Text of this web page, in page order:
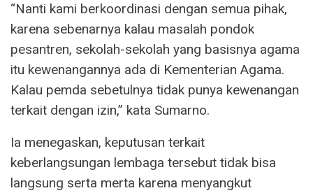
“Nanti kami berkoordinasi dengan semua pihak,
karena sebenarnya kalau masalah pondok
pesantren, sekolah-sekolah yang basisnya agama
itu kewenangannya ada di Kementerian Agama.
Kalau pemda sebetulnya tidak punya kewenangan
terkait dengan izin,” kata Sumarno.
Ia menegaskan, keputusan terkait
keberlangsungan lembaga tersebut tidak bisa
langsung serta merta karena menyangkut